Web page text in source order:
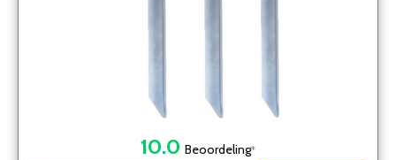
10.0 Beoordeling*